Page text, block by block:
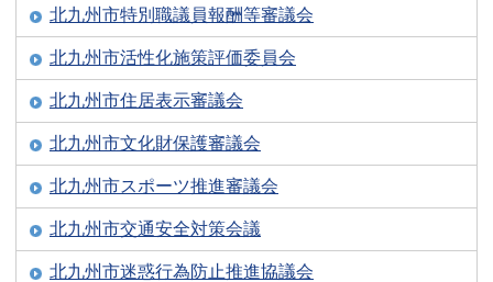
北九州市特別職議員報酬等審議会
北九州市活性化施策評価委員会
北九州市住居表示審議会
北九州市文化財保護審議会
北九州市スポーツ推進審議会
北九州市交通安全対策会議
北九州市迷惑行為防止推進協議会